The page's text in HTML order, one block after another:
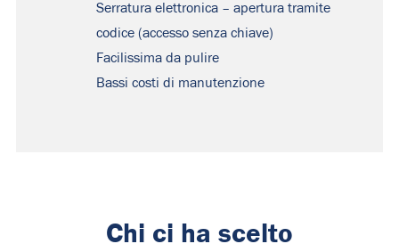
Serratura elettronica – apertura tramite
codice (accesso senza chiave)
Facilissima da pulire
Bassi costi di manutenzione
Chi ci ha scelto